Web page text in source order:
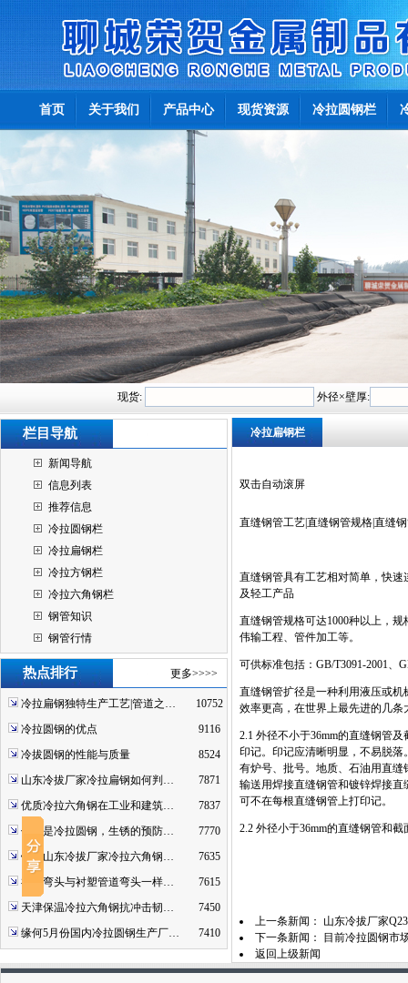
首页 关于我们 产品中心 现货资源 冷拉圆钢栏
现货: 外径×壁厚:
栏目导航
新闻导航
信息列表
推荐信息
冷拉圆钢栏
冷拉扁钢栏
冷拉方钢栏
冷拉六角钢栏
钢管知识
钢管行情
热点排行 更多>>>>
冷拉扁钢独特生产工艺|管道之…
10752
冷拉圆钢的优点
9116
冷拔圆钢的性能与质量
8524
山东冷拔厂家冷拉扁钢如何判…
7871
优质冷拉六角钢在工业和建筑…
7837
什么是冷拉圆钢，生锈的预防…
7770
钢厂山东冷拔厂家冷拉六角钢…
7635
衬塑弯头与衬塑管道弯头一样…
7615
天津保温冷拉六角钢抗冲击韧…
7450
缘何5月份国内冷拉圆钢生产厂…
7410
冷拉扁钢栏
双击自动滚屏
直缝钢管工艺|直缝钢管规格|直缝
直缝钢管具有工艺相对简单，快
及轻工产品
直缝钢管规格可达1000种以上，规
伟输工程、管件加工等。
可供标准包括：GB/T3091-2001、
直缝钢管扩径是一种利用液压或
效率更高，在世界上最先进的几
2.1 外径不小于36mm的直缝钢管
印记。印记应清晰明显，不易脱
有炉号、批号。地质、石油用直
输送用焊接直缝钢管和镀锌焊接
可不在每根直缝钢管上打印记。
2.2 外径小于36mm的直缝钢管和
上一条新闻：
山东冷拔厂家
下一条新闻：
目前冷拉圆钢市
返回上级新闻